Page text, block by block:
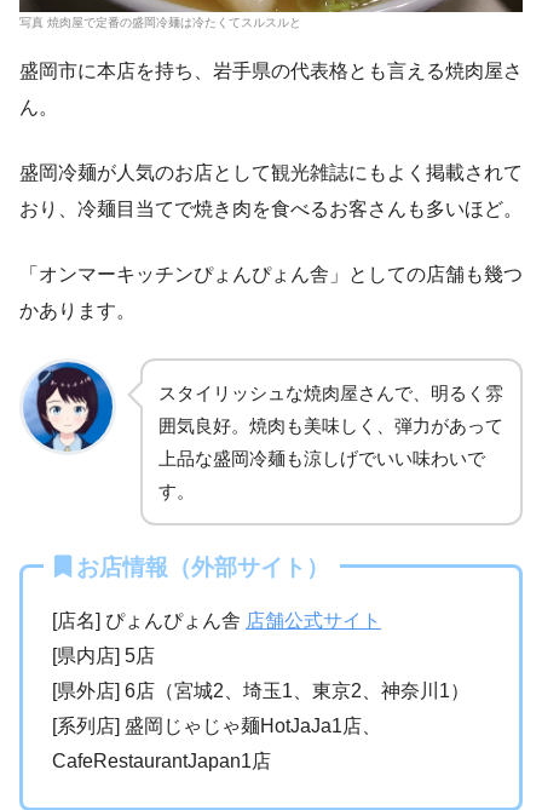
写真 焼肉屋で定番の盛岡冷麺は冷たくてスルスルと
盛岡市に本店を持ち、岩手県の代表格とも言える焼肉屋さ
ん。
盛岡冷麺が人気のお店として観光雑誌にもよく掲載されて
おり、冷麺目当てで焼き肉を食べるお客さんも多いほど。
「オンマーキッチンぴょんぴょん舎」としての店舗も幾つ
かあります。
スタイリッシュな焼肉屋さんで、明るく雰
囲気良好。焼肉も美味しく、弾力があって
上品な盛岡冷麺も涼しげでいい味わいで
す。
お店情報（外部サイト）
[店名] ぴょんぴょん舎 店舗公式サイト
[県内店] 5店
[県外店] 6店（宮城2、埼玉1、東京2、神奈川1）
[系列店] 盛岡じゃじゃ麺HotJaJa1店、
CafeRestaurantJapan1店